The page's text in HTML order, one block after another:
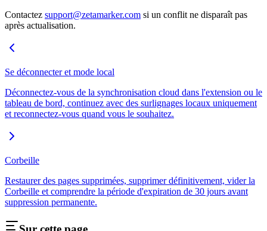
Contactez support@zetamarker.com si un conflit ne disparaît pas
après actualisation.
Se déconnecter et mode local
Déconnectez-vous de la synchronisation cloud dans l'extension ou le
tableau de bord, continuez avec des surlignages locaux uniquement
et reconnectez-vous quand vous le souhaitez.
Corbeille
Restaurer des pages supprimées, supprimer définitivement, vider la
Corbeille et comprendre la période d'expiration de 30 jours avant
suppression permanente.